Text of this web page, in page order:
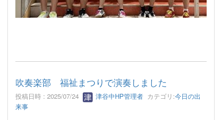
吹奏楽部 福祉まつりで演奏しました
投稿日時 : 2025/07/24 津谷中HP管理者 カテゴリ:今日の出
来事